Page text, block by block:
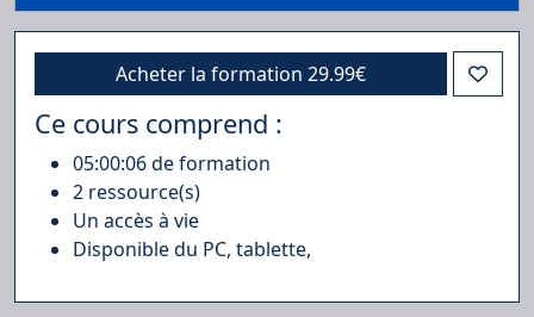
Acheter la formation 29.99€
Ce cours comprend :
05:00:06de formation
2 ressource(s)
Un accès à vie
Disponible du PC, tablette,